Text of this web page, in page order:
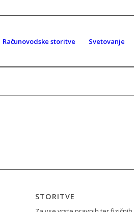
Računovodske storitve Svetovanje
STORITVE